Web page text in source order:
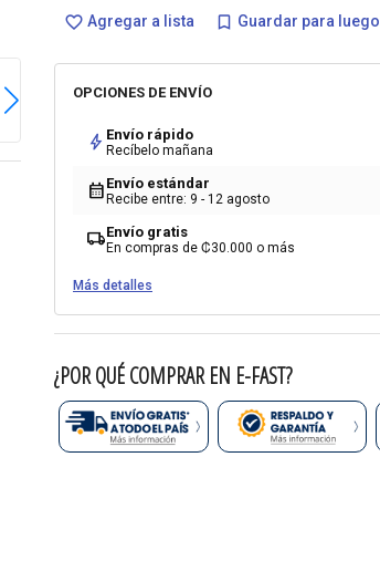
favorite_border Agregar a lista bookmark_border Guardar para luego
OPCIONES DE ENVÍO
bolt Envío rápido
Recíbelo mañana
calendar_month Envío estándar
Recibe entre: 9 - 12 agosto
local_shippingEnvío gratis
En compras de ₡30.000 o más
Más detalles
¿POR QUÉ COMPRAR EN E-FAST?